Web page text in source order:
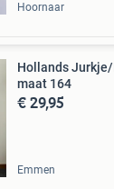
Hoornaar
Hollands
maat 164
€ 29,95
Emmen